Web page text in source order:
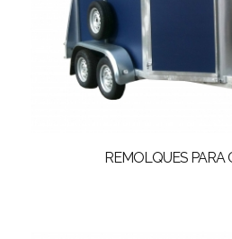
REMOLQUES PARA